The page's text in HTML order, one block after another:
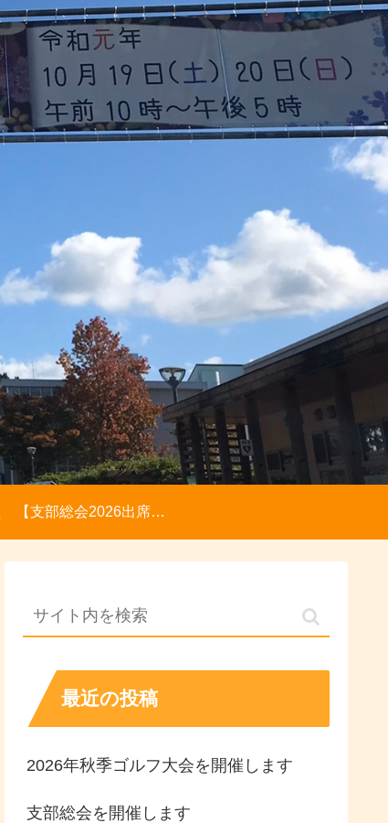
【支部総会2026出席登録】【メールアドレス登録】【各種お問い合わせ】
最近の投稿
2026年秋季ゴルフ大会を開催します
支部総会を開催します